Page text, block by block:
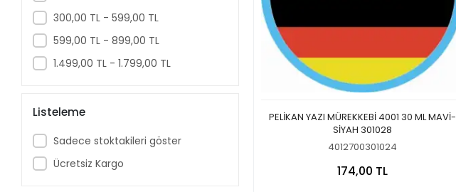
300,00 TL - 599,00 TL
599,00 TL - 899,00 TL
1.499,00 TL - 1.799,00 TL
Listeleme
Sadece stoktakileri göster
Ücretsiz Kargo
PELİKAN YAZI MÜREKKEBİ 4001 30 ML MAVİ-
SİYAH 301028
4012700301024
174,00 TL